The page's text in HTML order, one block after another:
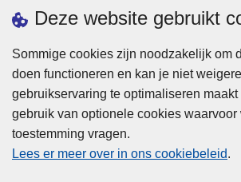
Deze website gebruikt
Sommige cookies zijn noodzakelijk om
doen functioneren en kan je niet
gebruikservaring te optimaliseren
gebruik van optionele cookies waarvoor
toestemming vragen.
Lees er meer over in ons cookiebeleid.
Downloads
Privacy